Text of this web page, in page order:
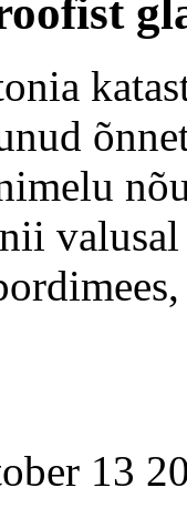
13